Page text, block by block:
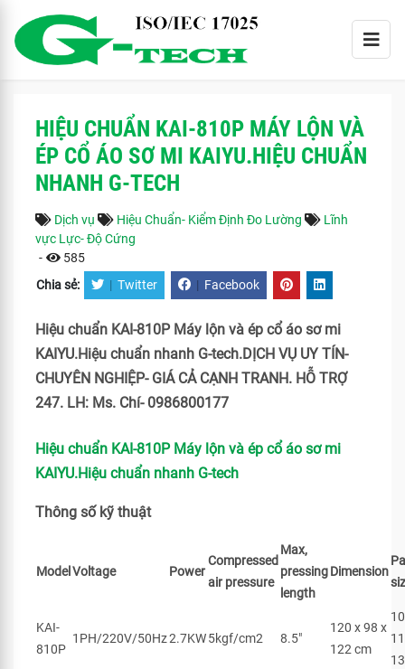
HIỆU CHUẨN KAI-810P MÁY LỘN VÀ
ÉP CỔ ÁO SƠ MI KAIYU.HIỆU CHUẨN
NHANH G-TECH
Dịch vụ Hiệu Chuẩn- Kiểm Định Đo Lường
Lĩnh
vực Lực- Độ Cứng
-
585
Chia sẻ: | Twitter | Facebook
Hiệu chuẩn KAI-810P Máy lộn và ép cổ áo sơ mi
KAIYU.Hiệu chuẩn nhanh G-tech.DỊCH VỤ UY TÍN-
CHUYÊN NGHIỆP- GIÁ CẢ CẠNH TRANH. HỖ TRỢ
247. LH: Ms. Chí- 0986800177
Hiệu chuẩn KAI-810P Máy lộn và ép cổ áo sơ mi
KAIYU.Hiệu chuẩn nhanh G-tech
Thông số kỹ thuật
Model Voltage Power
Compressed
air pressure
Max,
pressing
length
Dimension
KAI-
810P
1PH/220V/50Hz2.7KW5kgf/cm2 8.5″
120 x 98 x
122 cm